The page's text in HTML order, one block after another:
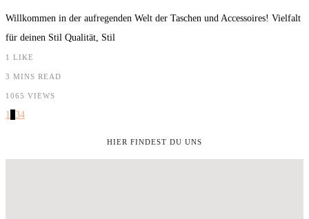
Willkommen in der aufregenden Welt der Taschen und Accessoires! Vielfalt
für deinen Stil Qualität, Stil
1 LIKE
3 MINS READ
1065 VIEWS
1 34
HIER FINDEST DU UNS